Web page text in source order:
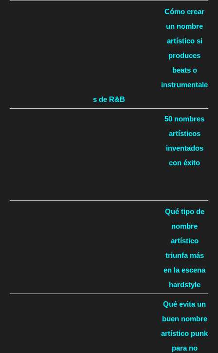
Cómo crear
un nombre
artístico si
produces
beats o
instrumentale
s de R&B
50 nombres
artísticos
inventados
con éxito
Qué tipo de
nombre
artístico
triunfa más
en la escena
hardstyle
Qué evita un
buen nombre
artístico punk
para no